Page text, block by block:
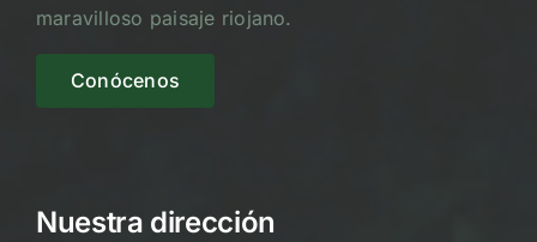
maravilloso paisaje riojano.
Conócenos
Nuestra dirección